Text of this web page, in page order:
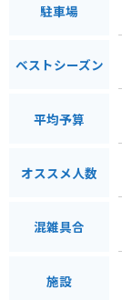
駐車場
ベストシーズン
平均予算
オススメ人数
混雑具合
施設